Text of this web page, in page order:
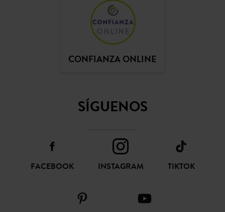
CONFIANZA ONLINE
SÍGUENOS
FACEBOOK INSTAGRAM TIKTOK